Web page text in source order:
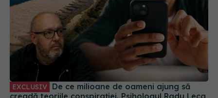
EXCLUSIV De ce milioane de oameni ajung să
creadă teoriile conspirației. Psihologul Radu Leca
explică ce se întâmplă în creier
04 aug 2026, 13:45